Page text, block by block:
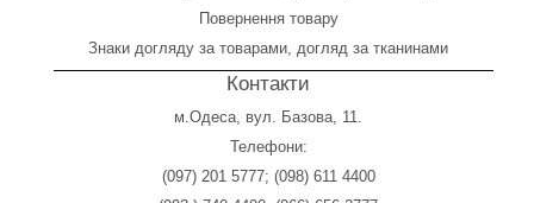
Повернення товару
Знаки догляду за товарами, догляд за тканинами
Контакти
м.Одеса, вул. Базова, 11.
Телефони:
(097) 201 5777; (098) 611 4400